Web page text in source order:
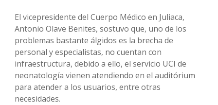
El vicepresidente del Cuerpo Médico en Juliaca,
Antonio Olave Benites, sostuvo que, uno de los
problemas bastante álgidos es la brecha de
personal y especialistas, no cuentan con
infraestructura, debido a ello, el servicio UCI de
neonatología vienen atendiendo en el auditórium
para atender a los usuarios, entre otras
necesidades.